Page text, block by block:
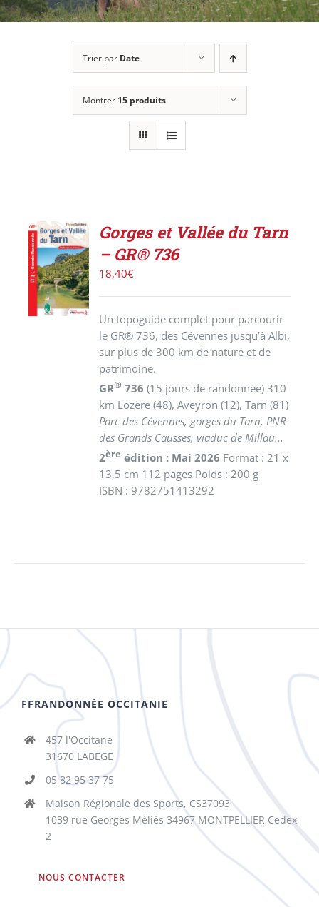
Trier par Date
Montrer 15 produits
AJOUTER
AU
PANIER
/
DÉTAILS
Gorges et Vallée du Tarn
– GR® 736
18,40€
Un topoguide complet pour parcourir
le GR® 736, des Cévennes jusqu’à Albi,
sur plus de 300 km de nature et de
patrimoine.
GR® 736(15 jours de randonnée) 310
km Lozère (48), Aveyron (12), Tarn (81)
Parc des Cévennes, gorges du Tarn, PNR
des Grands Causses, viaduc de Millau...
2ère édition : Mai 2026 Format : 21 x
13,5 cm 112 pages Poids : 200 g
ISBN : 9782751413292
FFRANDONNÉE OCCITANIE
457 l'Occitane
31670 LABEGE
05 82 95 37 75
Maison Régionale des Sports, CS37093
1039 rue Georges Méliès 34967 MONTPELLIER Cedex
2
NOUS CONTACTER